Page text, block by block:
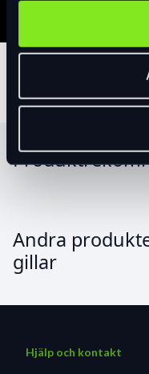
Andra
gillar
Hjälp och kontakt